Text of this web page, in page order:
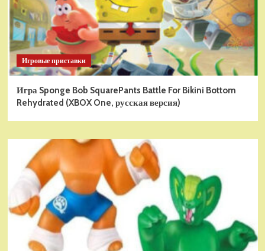
Игровые приставки
Игра Sponge Bob SquarePants Battle For Bikini Bottom
Rehydrated (XBOX One, русская версия)